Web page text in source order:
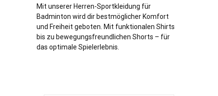
Mit unserer Herren-Sportkleidung für
Badminton wird dir bestmöglicher Komfort
und Freiheit geboten. Mit funktionalen Shirts
bis zu bewegungsfreundlichen Shorts – für
das optimale Spielerlebnis.